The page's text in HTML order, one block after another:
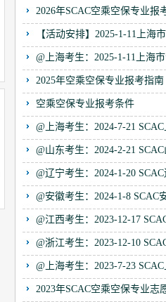
2026年SCAC空乘空保专业报
【活动安排】2025-1-11上海
@上海考生：2025-1-11上海
2025年空乘空保专业报考指南
空乘空保专业报考条件
@上海考生：2024-7-21
@山东考生：2024-2-21
@辽宁考生：2024-1-20
@安徽考生：2024-1-8
@江西考生：2023-12-17
@浙江考生：2023-12-10
@上海考生：2023-7-23
2023年SCAC空乘空保专业